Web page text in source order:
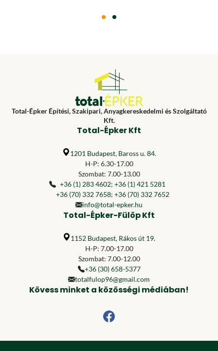
Total-Épker Építési, Szakipari, Anyagkereskedelmi és Szolgáltató
Kft.
Total-Épker Kft
1201 Budapest, Baross u. 84.
H-P: 6.30-17.00
Szombat: 7.00-13.00
+36 (1) 283 4602; +36 (1) 421 5281
+36 (70) 332 7658; +36 (70) 332 7652
info@total-epker.hu
Total-Épker-Fülöp Kft
1152 Budapest, Rákos út 19.
H-P: 7.00-17.00
Szombat: 7.00-12.00
+36 (30) 658-5377
totalfulop96@gmail.com
Kövess minket a közösségi médiában!